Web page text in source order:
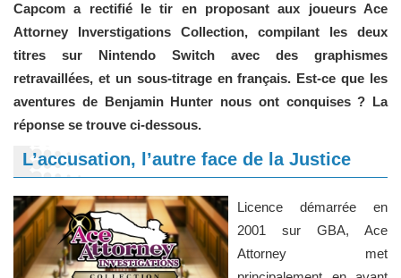
Capcom a rectifié le tir en proposant aux joueurs Ace
Attorney Inverstigations Collection, compilant les deux
titres sur Nintendo Switch avec des graphismes
retravaillées, et un sous-titrage en français. Est-ce que les
aventures de Benjamin Hunter nous ont conquises ? La
réponse se trouve ci-dessous.
L’accusation, l’autre face de la Justice
Licence démarrée en
2001 sur GBA, Ace
Attorney met